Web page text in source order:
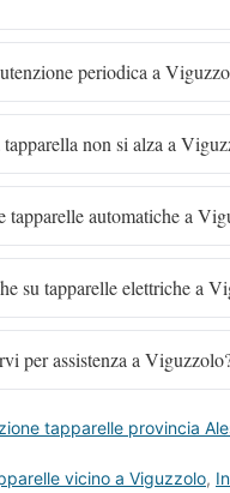
periodica a
tapparella non si alza a
tapparelle automatiche a
su tapparelle elettriche a
per assistenza a
tapparelle provincia
vicino a Viguzzolo,